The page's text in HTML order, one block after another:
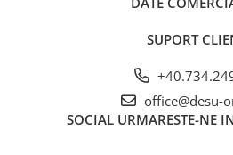
SUPORT
office@desu-
SOCIAL URMARESTE-NE